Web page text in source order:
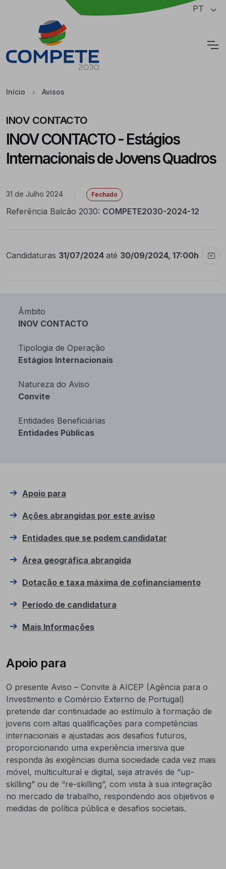
Saltar para o conteúdo principal da página PT
Início Avisos
INOV CONTACTO
INOV CONTACTO - Estágios
Internacionais de Jovens Quadros
31 de Julho 2024 Fechado
Referência Balcão 2030: COMPETE2030-2024-12
Candidaturas 31/07/2024 até 30/09/2024, 17:00h
Âmbito
INOV CONTACTO
Tipologia de Operação
Estágios Internacionais
Natureza do Aviso
Convite
Entidades Beneficiárias
Entidades Públicas
Apoio para
Ações abrangidas por este aviso
Entidades que se podem candidatar
Área geográfica abrangida
Dotação e taxa máxima de cofinanciamento
Período de candidatura
Mais Informações
Apoio para
O presente Aviso – Convite à AICEP (Agência para o
Investimento e Comércio Externo de Portugal)
pretende dar continuidade ao estímulo à formação de
jovens com altas qualificações para competências
internacionais e ajustadas aos desafios futuros,
proporcionando uma experiência imersiva que
responda às exigências duma sociedade cada vez mais
móvel, multicultural e digital, seja através de “up-
skilling” ou de “re-skilling”, com vista à sua integração
no mercado de trabalho, respondendo aos objetivos e
medidas de política pública e desafios societais.